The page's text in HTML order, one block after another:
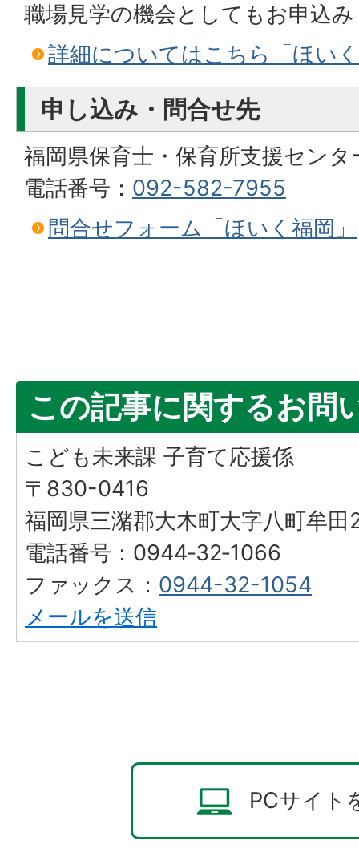
職場見学の機会としてもお申込
詳細についてはこちら「ほい
申し込み・問合せ先
福岡県保育士・保育所支援センタ
電話番号： 092-582-7955
問合せフォーム「ほいく福岡」
この記事に関するお問
こども未来課 子育て応援係
〒830-0416
福岡県三潴郡大木町大字八町牟
電話番号：0944‐32‐1066
ファックス： 0944-32-1054
メールを送信
PCサイト